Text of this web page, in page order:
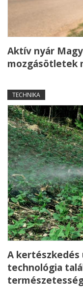
Aktív nyár
mozgásötletek
TECHNIKA
A
technológia